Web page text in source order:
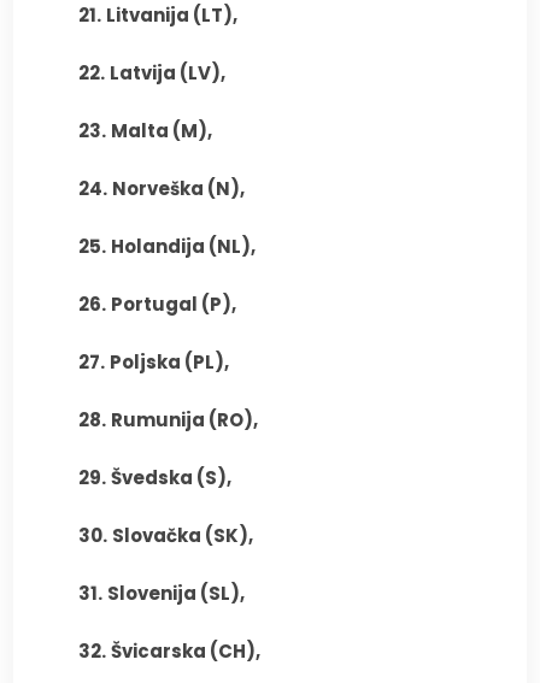
21. Litvanija (LT),
22. Latvija (LV),
23. Malta (M),
24. Norveška (N),
25. Holandija (NL),
26. Portugal (P),
27. Poljska (PL),
28. Rumunija (RO),
29. Švedska (S),
30. Slovačka (SK),
31. Slovenija (SL),
32. Švicarska (CH),